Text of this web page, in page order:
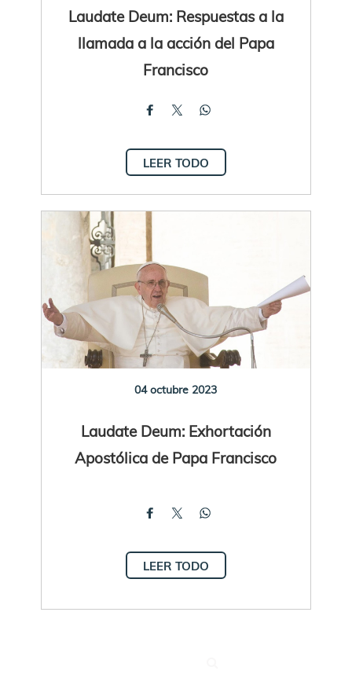
Laudate Deum: Respuestas a la
llamada a la acción del Papa
Francisco
LEER TODO
04 octubre 2023
Laudate Deum: Exhortación
Apostólica de Papa Francisco
LEER TODO